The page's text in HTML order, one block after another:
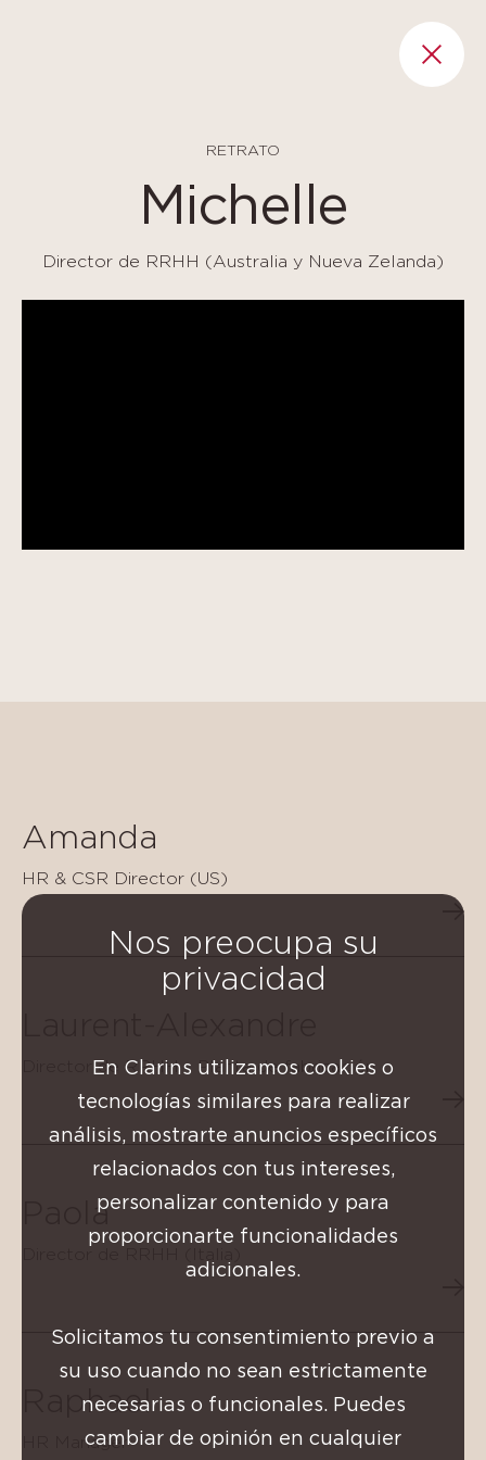
RETRATO
Michelle
Director de RRHH (Australia y Nueva Zelanda)
Amanda
HR & CSR Director (US)
Director de RRHH - Planta de fabricación
Paola
Raphael
HR Manager
Nos preocupa su
privacidad
En Clarins utilizamos cookies o
tecnologías similares para realizar
análisis, mostrarte anuncios específicos
relacionados con tus intereses,
personalizar contenido y para
proporcionarte funcionalidades
adicionales.
Solicitamos tu consentimiento previo a
su uso cuando no sean estrictamente
necesarias o funcionales. Puedes
cambiar de opinión en cualquier